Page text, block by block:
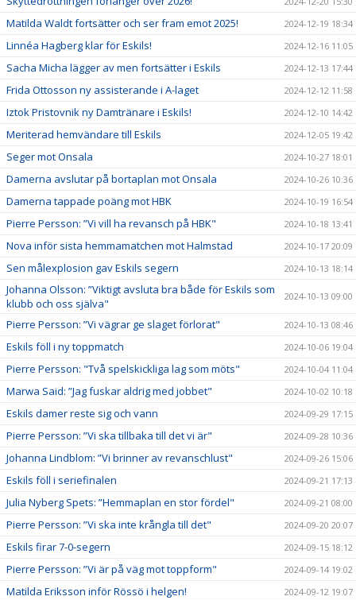
Matilda Waldt fortsätter och ser fram emot 2025! 2024-12-19 18:34
Linnéa Hagberg klar för Eskils! 2024-12-16 11:05
Sacha Micha lägger av men fortsätter i Eskils 2024-12-13 17:44
Frida Ottosson ny assisterande i A-laget 2024-12-12 11:58
Iztok Pristovnik ny Damtränare i Eskils! 2024-12-10 14:42
Meriterad hemvändare till Eskils 2024-12-05 19:42
Seger mot Onsala 2024-10-27 18:01
Damerna avslutar på bortaplan mot Onsala 2024-10-26 10:36
Damerna tappade poäng mot HBK 2024-10-19 16:54
Pierre Persson: ”Vi vill ha revansch på HBK" 2024-10-18 13:41
Nova inför sista hemmamatchen mot Halmstad 2024-10-17 20:09
Sen målexplosion gav Eskils segern 2024-10-13 18:14
Johanna Olsson: ”Viktigt avsluta bra både för Eskils som
klubb och oss själva"
2024-10-13 09:00
Pierre Persson: ”Vi vägrar ge slaget förlorat" 2024-10-13 08:46
Eskils föll i ny toppmatch 2024-10-06 19:04
Pierre Persson: "Två spelskickliga lag som möts" 2024-10-04 11:04
Marwa Said: ”Jag fuskar aldrig med jobbet" 2024-10-02 10:18
Eskils damer reste sig och vann 2024-09-29 17:15
Pierre Persson: ”Vi ska tillbaka till det vi är" 2024-09-28 10:36
Johanna Lindblom: ”Vi brinner av revanschlust" 2024-09-26 15:06
Eskils föll i seriefinalen 2024-09-21 17:13
Julia Nyberg Spets: ”Hemmaplan en stor fördel" 2024-09-21 08:00
Pierre Persson: ”Vi ska inte krångla till det" 2024-09-20 20:07
Eskils firar 7-0-segern 2024-09-15 18:12
Pierre Persson: ”Vi är på väg mot toppform" 2024-09-14 19:02
Matilda Eriksson inför Rössö i helgen! 2024-09-12 19:07